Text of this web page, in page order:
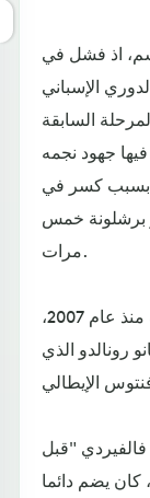
اذ فشل في
الإسباني
السابقة
خسر فيها جهود نجمه
بسبب كسر في
برشلونة خمس
مرات.
وسيكون "كلاسيكو" الغد الأول من نوعه منذ عام 2007،
رونالدو الذي
"قبل
كان يضم دائما